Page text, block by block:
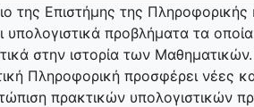
της Επιστήμης της Πληροφορικής
υπολογιστικά προβλήματα τα
στην ιστορία των
Πληροφορική προσφέρει νέες
πρακτικών υπολογιστικών